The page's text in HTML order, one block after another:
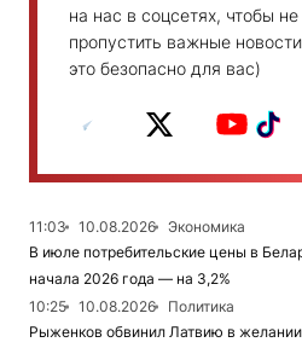
на нас в соцсетях, чтобы не
пропустить важные
это безопасно для вас)
11:03 10.08.2026
Экономика
В июле потребительские цены в
начала 2026 года — на 3,2%
10:25
10.08.2026
Политика
Рыженков обвинил Латвию в желании